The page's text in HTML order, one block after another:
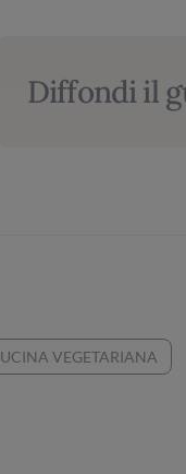
Diffondi il
VEGETARIANA